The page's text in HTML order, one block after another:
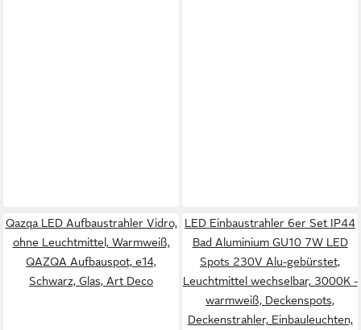
Qazqa LED Aufbaustrahler Vidro,
ohne Leuchtmittel, Warmweiß,
QAZQA Aufbau­spot, e14,
Schwarz, Glas, Art Deco
LED Einbaustrahler 6er Set IP44
Bad Aluminium GU10 7W LED
Spots 230V Alu-gebürstet,
Leuchtmittel wechselbar, 3000K -
warmweiß, Deckenspots,
Deckenstrahler, Einbauleuchten,